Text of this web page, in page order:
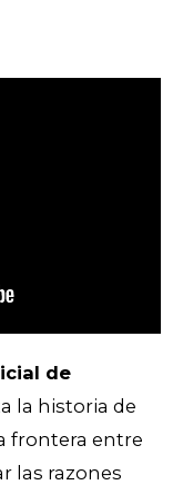
de
la historia de
frontera entre
las razones